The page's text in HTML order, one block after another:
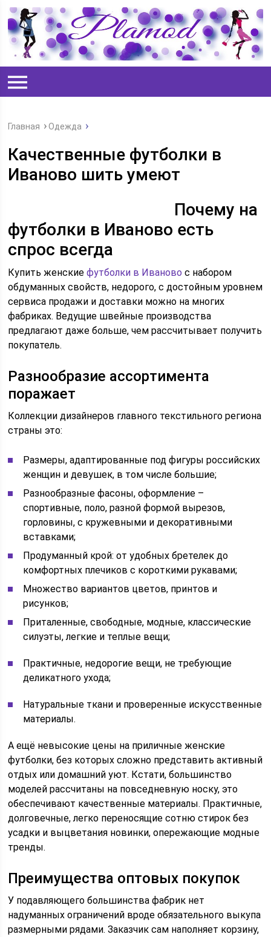
Главная Одежда
Качественные футболки в
Иваново шить умеют
Почему на
футболки в Иваново есть
спрос всегда
Купить женскиефутболки в Иваново с набором
обдуманных свойств, недорого, с достойным уровнем
сервиса продажи и доставки можно на многих
фабриках. Ведущие швейные производства
предлагают даже больше, чем рассчитывает получить
покупатель.
Разнообразие ассортимента
поражает
Коллекции дизайнеров главного текстильного региона
страны это:
Размеры, адаптированные под фигуры российских
женщин и девушек, в том числе большие;
Разнообразные фасоны, оформление –
спортивные, поло, разной формой вырезов,
горловины, с кружевными и декоративными
вставками;
Продуманный крой: от удобных бретелек до
комфортных плечиков с короткими рукавами;
Множество вариантов цветов, принтов и
рисунков;
Приталенные, свободные, модные, классические
силуэты, легкие и теплые вещи;
Практичные, недорогие вещи, не требующие
деликатного ухода;
Натуральные ткани и проверенные искусственные
материалы.
А ещё невысокие цены на приличные женские
футболки, без которых сложно представить активный
отдых или домашний уют. Кстати, большинство
моделей рассчитаны на повседневную носку, это
обеспечивают качественные материалы. Практичные,
долговечные, легко переносящие сотню стирок без
усадки и выцветания новинки, опережающие модные
тренды.
Преимущества оптовых покупок
У подавляющего большинства фабрик нет
надуманных ограничений вроде обязательного выкупа
размерными рядами. Заказчик сам наполняет корзину,